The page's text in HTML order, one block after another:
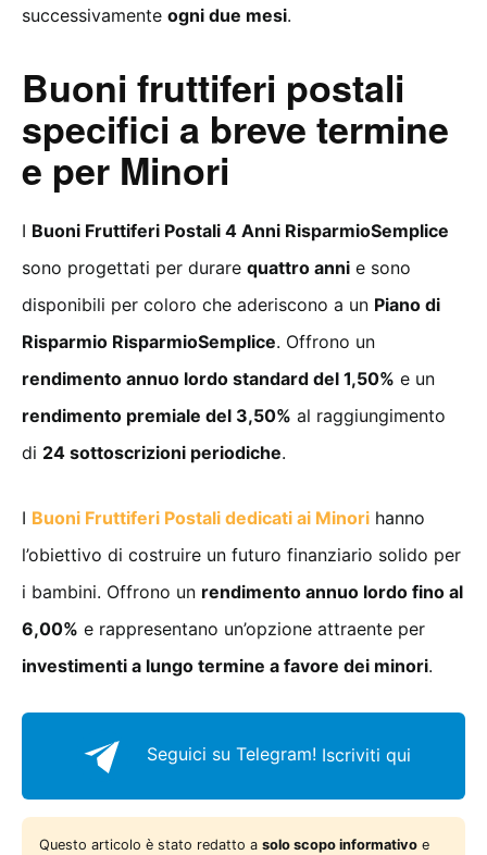
successivamente ogni due mesi.
Buoni fruttiferi postali
specifici a breve termine
e per Minori
I Buoni Fruttiferi Postali 4 Anni RisparmioSemplice
sono progettati per durare quattro anni e sono
disponibili per coloro che aderiscono a un Piano di
Risparmio RisparmioSemplice. Offrono un
rendimento annuo lordo standard del 1,50% e un
rendimento premiale del 3,50% al raggiungimento
di 24 sottoscrizioni periodiche.
I Buoni Fruttiferi Postali dedicati ai Minori hanno
l’obiettivo di costruire un futuro finanziario solido per
i bambini. Offrono un rendimento annuo lordo fino al
6,00% e rappresentano un’opzione attraente per
investimenti a lungo termine a favore dei minori.
Seguici su Telegram! Iscriviti qui
Questo articolo è stato redatto a solo scopo informativo e